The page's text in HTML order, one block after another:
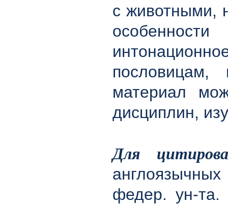
с животными,
материал
дисциплин,
Для
федер. ун-